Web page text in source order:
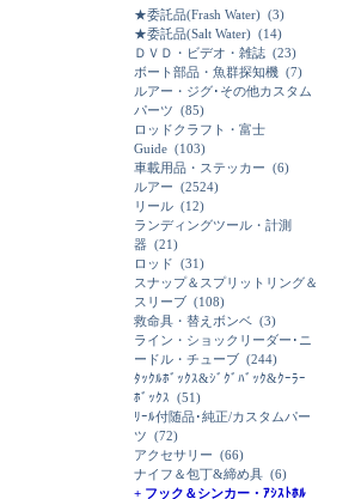
★委託品(Frash Water) (3)
★委託品(Salt Water) (14)
ＤＶＤ・ビデオ・雑誌 (23)
ボート部品・魚群探知機 (7)
ルアー・ジグ･その他カスタム
パーツ (85)
ロッドクラフト・富士
Guide (103)
車載用品・ステッカー (6)
ルアー (2524)
リール (12)
ランディングツール・計測
器 (21)
ロッド (31)
スナップ＆スプリットリング＆
スリーブ (108)
救命具・替えボンベ (3)
ライン・ショックリーダー･ニ
ードル・チューブ (244)
ﾀｯｸﾙﾎﾞｯｸｽ&ｼﾞｸﾞﾊﾞｯｸ&ｸｰﾗｰ
ﾎﾞｯｸｽ (51)
ﾘｰﾙ付随品･純正/カスタムパー
ツ (72)
アクセサリー (66)
ナイフ＆包丁&締め具 (6)
+ フック＆シンカー・ｱｼｽﾄﾎﾙ